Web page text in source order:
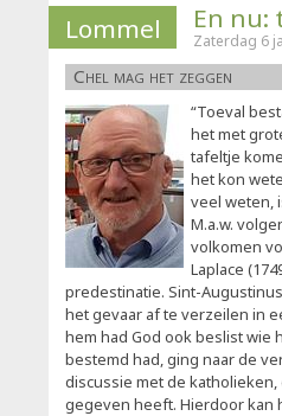
Lommel En nu:
Zaterdag 6
Chel mag het zeggen
“Toeval
het met
tafeltje
het kon
veel weten,
M.a.w.
volkomen
Laplace
predestinatie. Sint-
het gevaar af te verzeilen in
hem had God ook beslist wie
bestemd had, ging naar de
discussie met de
gegeven heeft. Hierdoor kan